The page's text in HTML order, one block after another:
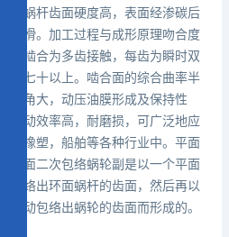
：蜗杆齿面硬度高，表面经渗碳后
光滑。加工过程与成形原理吻合度
的啮合为多齿接触，每齿为瞬时双
之七十以上。啮合面的综合曲率半
夹角大，动压油膜形成及保持性
传动效率高，耐磨损，可广泛地应
，橡塑，船舶等各种行业中。平面
平面二次包络蜗轮副是以一个平面
包络出环面蜗杆的齿面，然后再以
运动包络出蜗轮的齿面而形成的。